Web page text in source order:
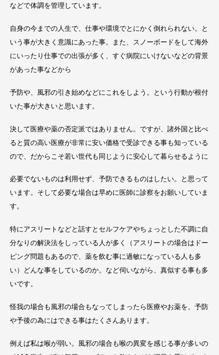
などで体調を管理しています。
自身の今までの人生で、仕事や環境でとにかく倒れられない。と
いう事が大きく意識にあった事。また、スノーボードをして海外
にいったり仕事での出張が多く、すぐ病院にいけないなどの背景
があった事などから
予防や、風邪の引き始めなどにこれをしよう。という行動が根付
いた事が大きいと思います。
決して医療や薬の否定派ではありません。ですが、諸外国と比べ
ると質の高い医療が非常に安い価格で受診できる事も知っている
ので、だからこそ若い世代も同じように安心して暮らせるように
必要でないものは利用せず、予防できるものはしたい。と思って
います。そして必要な場合は早めに医師に診察をお願いしていま
す。
特にアスリートなどと話すとセルフケアやちょっとした不調に自
分なりの解決法をしっている人が多く（アスリートの場合はドー
ピング問題もあるので、薬を飲む事に過敏になっている人も多
い）どんな事をしているのか。など伺いながら、真似する事も多
いです。
怪我の場合も風邪の場合もなってしまったら医療やお薬を。予防
や予後の為にはできる事はたくさんあります。
例えば私は喉が弱い。風邪の場合も喉の異変を感じる事が多いの